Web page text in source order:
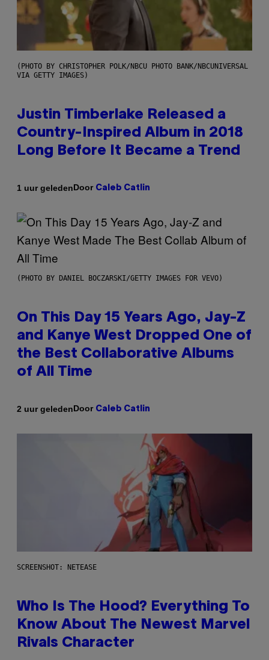
(PHOTO BY CHRISTOPHER POLK/NBCU PHOTO BANK/NBCUNIVERSAL
VIA GETTY IMAGES)
Justin Timberlake Released a
Country-Inspired Album in 2018
Long Before It Became a Trend
1 uur geledenDoor Caleb Catlin
(PHOTO BY DANIEL BOCZARSKI/GETTY IMAGES FOR VEVO)
On This Day 15 Years Ago, Jay-Z
and Kanye West Dropped One of
the Best Collaborative Albums
of All Time
2 uur geledenDoor Caleb Catlin
SCREENSHOT: NETEASE
Who Is The Hood? Everything To
Know About The Newest Marvel
Rivals Character